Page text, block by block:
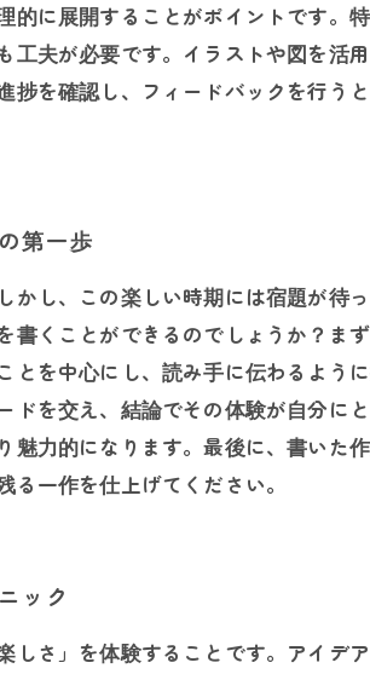
的に展開することがポイントです。
夫が必要です。イラストや図を活
を確認し、フィードバックを行う
第一歩
し、この楽しい時期には宿題が待
くことができるのでしょうか？ま
を中心にし、読み手に伝わるよう
を交え、結論でその体験が自分に
力的になります。最後に、書いた
一作を仕上げてください。
ック
さ」を体験することです。アイデ